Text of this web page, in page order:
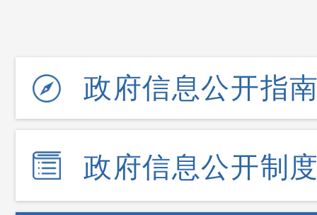
政府信息公开指
政府信息公开制